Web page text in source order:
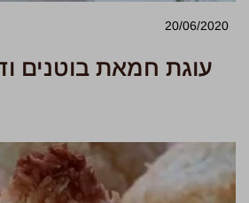
20/06/2020
עוגת חמאת בוטנים